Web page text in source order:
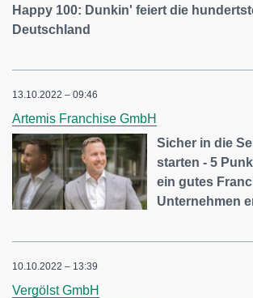
Happy 100: Dunkin' feiert die
Deutschland
13.10.2022 – 09:46
Artemis Franchise GmbH
Sicher in die
starten - 5
ein gutes
Unternehmen
10.10.2022 – 13:39
Vergölst GmbH